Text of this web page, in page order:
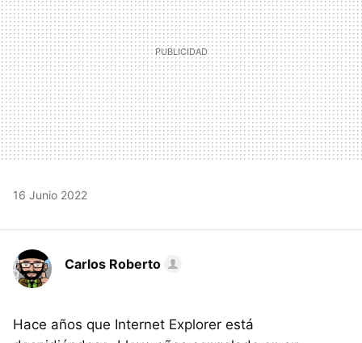
16 Junio 2022
Carlos Roberto
Hace años que Internet Explorer está